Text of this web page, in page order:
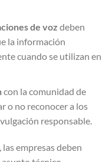
de voz deben
la información
cuando se utilizan en
con la comunidad de
o no reconocer a los
responsable.
empresas deben